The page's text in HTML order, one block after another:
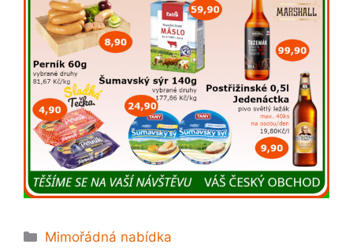
Rubriky
Mimořádná nabídka